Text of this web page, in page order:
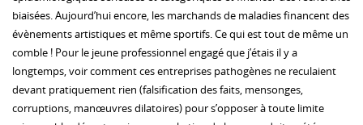
biaisées. Aujourd’hui encore, les marchands de maladies financent des
évènements artistiques et même sportifs. Ce qui est tout de même un
comble ! Pour le jeune professionnel engagé que j’étais il y a
longtemps, voir comment ces entreprises pathogènes ne reculaient
devant pratiquement rien (falsification des faits, mensonges,
corruptions, manœuvres dilatoires) pour s’opposer à toute limite